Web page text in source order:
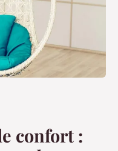
confort :